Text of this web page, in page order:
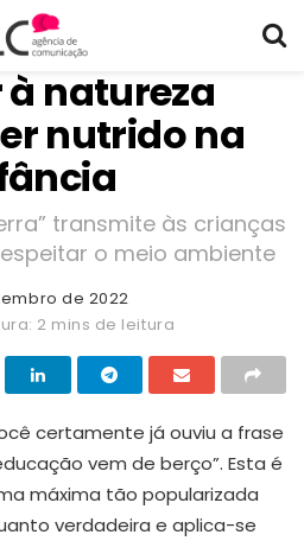
à natureza
nutrido na
transmite às crianças
o meio ambiente
de 2022
2 mins de leitura
certamente já ouviu a frase
vem de berço”. Esta é
máxima tão popularizada
verdadeira e aplica-se